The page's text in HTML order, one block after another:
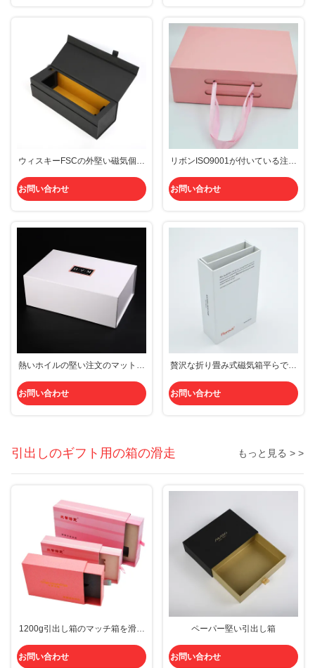
ウィスキーFSCの外堅い磁気個人
折り返しのパネルの閉鎖のウォッ
カ
お問い合わせ
リボンISO9001が付いている注文
紙の折りたたみのギフトの贅沢
お問い合わせ
熱いホイルの堅い注文のマットの
ト用の箱2.5mm
お問い合わせ
贅沢な折り畳み式磁気箱平らで堅
のギフト
お問い合わせ
引出しのギフト用の箱の滑走 もっと見る > >
1200g引出し箱のマッチ箱を滑ら
よび引き箱
お問い合わせ
ペーパー堅い引出し箱
お問い合わせ